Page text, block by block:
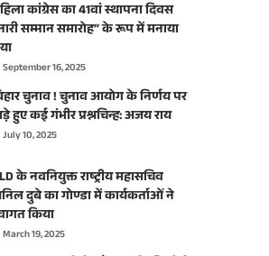
कांग्रेस का 41वां स्थापना दिवस
सम्मान समारोह” के रूप में मनाया
September 16, 2025
चुनाव ! चुनाव आयोग के निर्णय पर
हुए कई गंभीर प्रश्नचिन्ह: अजय राय
July 10, 2025
के नवनियुक्त राष्ट्रीय महासचिव
दुबे का गोण्डा में कार्यकर्ताओं ने
किया
March 19, 2025